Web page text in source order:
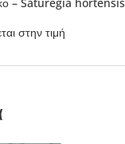
στην τιμή